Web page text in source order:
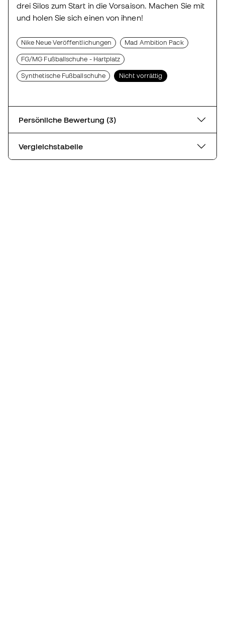
drei Silos zum Start in die Vorsaison. Machen Sie mit
und holen Sie sich einen von ihnen!
Nike Neue Veröffentlichungen Mad Ambition Pack
FG/MG Fußballschuhe - Hartplatz
Synthetische Fußballschuhe Nicht vorrättig
Persönliche Bewertung (3)
Vergleichstabelle